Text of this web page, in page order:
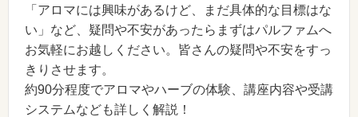
「アロマには興味があるけど、まだ具体的な目標はな
い」など、疑問や不安があったらまずはパルファムへ
お気軽にお越しください。皆さんの疑問や不安をすっ
きりさせます。
約90分程度でアロマやハーブの体験、講座内容や受講
システムなども詳しく解説！